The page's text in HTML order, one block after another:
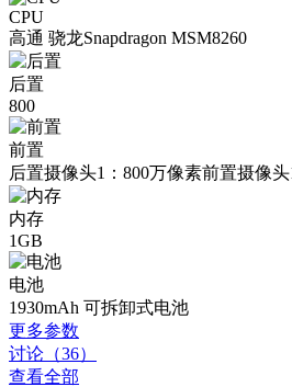
CPU
高通 骁龙Snapdragon MSM8260
后置
800
前置
后置摄像头1：800万像素前置摄像
内存
1GB
电池
1930mAh 可拆卸式电池
更多参数
讨论（36）
查看全部